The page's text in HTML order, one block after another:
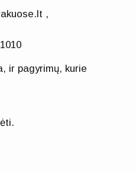
,
ir pagyrimų, kurie